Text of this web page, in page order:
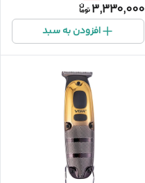
3,330,000
افزودن به سبد